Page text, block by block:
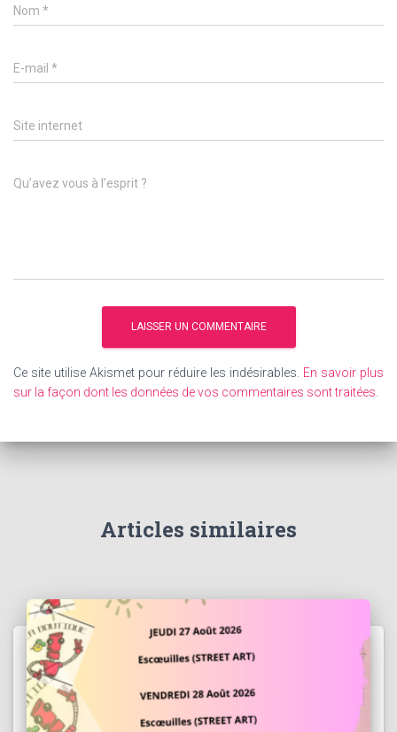
Nom *
E-mail *
Site internet
Qu’avez vous à l’esprit ?
Ce site utilise Akismet pour réduire les indésirables. En savoir plus
sur la façon dont les données de vos commentaires sont traitées.
Articles similaires